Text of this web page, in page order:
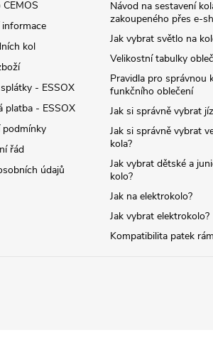
kol
- ESSOX
platba - ESSOX
řád
údajů
Návod na sestavení
zakoupeného přes e-
Jak vybrat světlo na
Velikostní tabulky
Pravidla pro správnou
funkčního oblečení
Jak si správně vybrat
Jak si správně vybrat
kola?
Jak vybrat dětské a
kolo?
Jak na elektrokolo?
Jak vybrat elektrokolo?
Kompatibilita patek